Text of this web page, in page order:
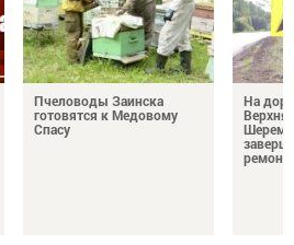
Пчеловоды Заинска
готовятся к Медовому
Спасу
На
ремонт